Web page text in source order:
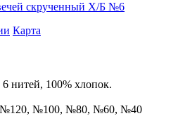
Карта
нитей, 100% хлопок.
№120, №100, №80, №60, №40